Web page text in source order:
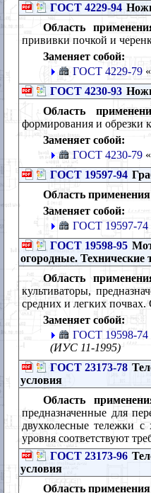
ГОСТ 4229-94
Область
прививки почкой и
Заменяет собой:
ГОСТ 4229-79
ГОСТ 4230-93
Область
формирования и обрезки
Заменяет собой:
ГОСТ 4230-79
ГОСТ 19597-94
Область
Заменяет собой:
ГОСТ 19597-74
ГОСТ 19598-95
огородные. Технические
Область
культиваторы,
средних и легких почвах.
Заменяет собой:
ГОСТ 19598-74
(ИУС 11-1995)
ГОСТ 23173-78
условия
Область
предназначенные для
двухколесные тележки с
уровня соответствуют
ГОСТ 23173-96
условия
Область